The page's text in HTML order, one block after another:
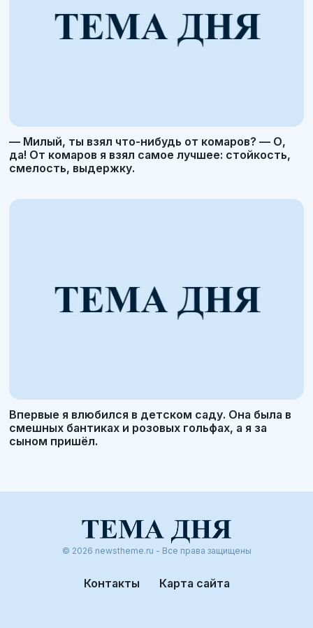
— Милый, ты взял что-нибудь от комаров? — О,
да! От комаров я взял самое лучшее: стойкость,
смелость, выдержку.
Впервые я влюбился в детском саду. Она была в
смешных бантиках и розовых гольфах, а я за
сыном пришёл.
© 2026 newstheme.ru - Все права защищены
Контакты Карта сайта